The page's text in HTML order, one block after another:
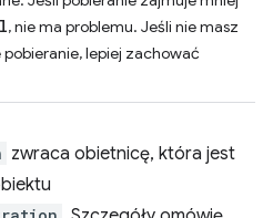
, nie ma problemu. Jeśli nie masz
lepiej zachować
zwraca obietnicę, która jest